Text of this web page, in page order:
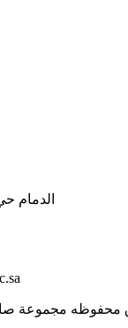
الدمام
محفوظه مجموعة